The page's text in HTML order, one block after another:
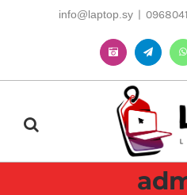
|
info@laptop.sy
WhatsApp
Telegram
Instagram